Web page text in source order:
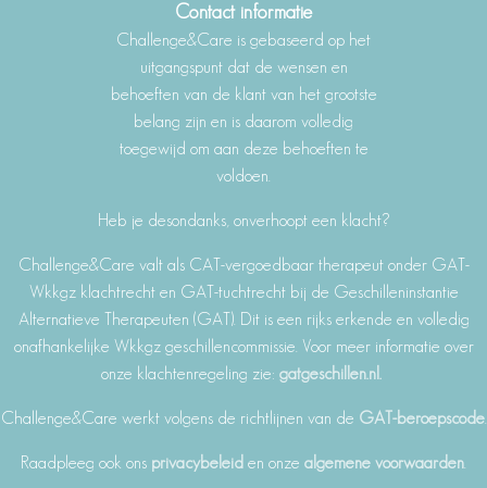
Contact informatie
Challenge&Care is gebaseerd op het
uitgangspunt dat de wensen en
behoeften van de klant van het grootste
belang zijn en is daarom volledig
toegewijd om aan deze behoeften te
voldoen.
Heb je desondanks, onverhoopt een klacht?
Challenge&Care valt als CAT-vergoedbaar therapeut onder GAT-
Wkkgz klachtrecht en GAT-tuchtrecht bij de Geschilleninstantie
Alternatieve Therapeuten (GAT). Dit is een rijks erkende en volledig
onafhankelijke Wkkgz geschillencommissie. Voor meer informatie over
onze klachtenregeling zie: gatgeschillen.nl.
Challenge&Care werkt volgens de richtlijnen van de GAT-beroepscode.
Raadpleeg ook ons privacybeleid en onze algemene voorwaarden